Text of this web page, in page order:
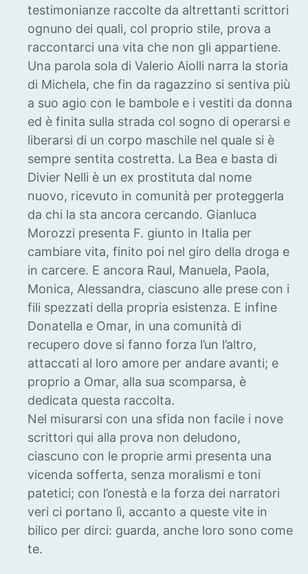
testimonianze raccolte da altrettanti scrittori
ognuno dei quali, col proprio stile, prova a
raccontarci una vita che non gli appartiene.
Una parola sola di Valerio Aiolli narra la storia
di Michela, che fin da ragazzino si sentiva più
a suo agio con le bambole e i vestiti da donna
ed è finita sulla strada col sogno di operarsi e
liberarsi di un corpo maschile nel quale si è
sempre sentita costretta. La Bea e basta di
Divier Nelli è un ex prostituta dal nome
nuovo, ricevuto in comunità per proteggerla
da chi la sta ancora cercando. Gianluca
Morozzi presenta F. giunto in Italia per
cambiare vita, finito poi nel giro della droga e
in carcere. E ancora Raul, Manuela, Paola,
Monica, Alessandra, ciascuno alle prese con i
fili spezzati della propria esistenza. E infine
Donatella e Omar, in una comunità di
recupero dove si fanno forza l’un l’altro,
attaccati al loro amore per andare avanti; e
proprio a Omar, alla sua scomparsa, è
dedicata questa raccolta.
Nel misurarsi con una sfida non facile i nove
scrittori qui alla prova non deludono,
ciascuno con le proprie armi presenta una
vicenda sofferta, senza moralismi e toni
patetici; con l’onestà e la forza dei narratori
veri ci portano lì, accanto a queste vite in
bilico per dirci: guarda, anche loro sono come
te.